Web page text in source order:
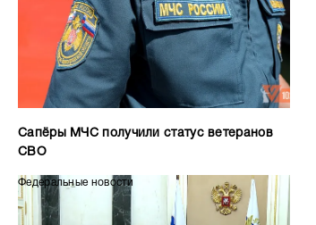
Сапёры МЧС получили статус ветеранов
СВО
Федеральные новости